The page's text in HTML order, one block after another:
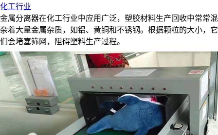
化工行业
金属分离器在化工行业中应用广泛，塑胶材料生产回收中常常混
杂着大量金属杂质，如铝、黄铜和不锈钢。根据颗粒的大小，它
们会堵塞筛网，阻碍塑料生产过程。